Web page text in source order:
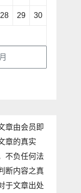
28 29 30
章由会员即
章的真实
不负任何法
断内容之真
于文章出处